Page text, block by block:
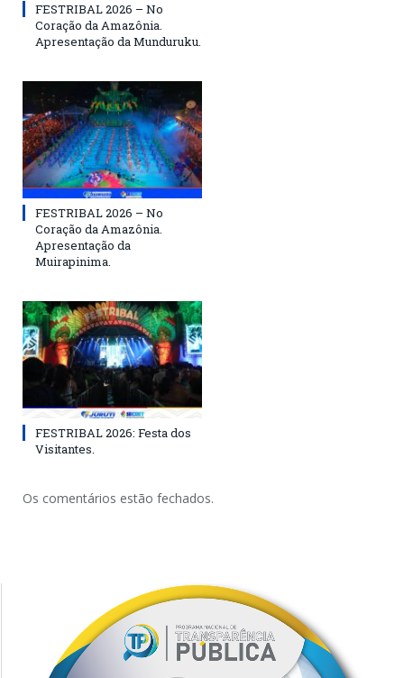
FESTRIBAL 2026 – No
Coração da Amazônia.
Apresentação da Munduruku.
FESTRIBAL 2026 – No
Coração da Amazônia.
Apresentação da
Muirapinima.
FESTRIBAL 2026: Festa dos
Visitantes.
Os comentários estão fechados.